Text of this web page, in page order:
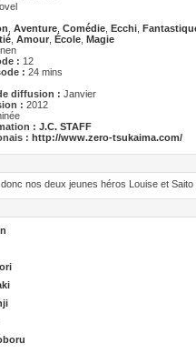
Aventure Comédie Ecchi
Amour École Magie
: 12
: 24 mins
diffusion : Janvier
: 2012
: J.C. STAFF
: http://www.zero-tsukaima.com/
nos deux jeunes héros Louise et